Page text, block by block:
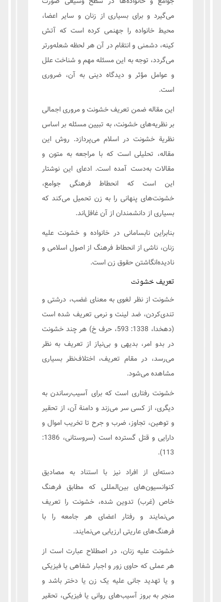
می‌گیرد و برای بسیاری از زنان و سایر اعضا،
محیط خانواده را جهنمی کرده است که آتش
کینه، دشمنی و انتقام در آن هر لحظه شعله‌ورتر
می‌گردد، توجه به این مسئله مهم و شناخت علل
و عوامل مؤثر و دیدگاه دینی به آن، ضروری
است.
این مقاله ضمن تعریف خشونت و مروری اجمالی
بر نظریه‌های خشونت، به تبیین مسئله بر اساس
نظریة خشونت در اسلام می‌پردازد. روش این
مقاله، تحلیلی است که با مراجعه به متون و
مقالات به‌دست آمده است. ادعای این نوشتار
این است که انحطاط فرهنگی جوامع،
خشونت‌های پنهانی را به زن تحمیل می‌کند که
بسیاری از دانشمندان از آن غافل‌اند.
بنابراین نابسامانی در خانواده و خشونت علیه
زنان، ناشی از انحطاط فرهنگ از اصول اسلامی و
نادیده‌انگاشتن حقوق زن است.
تعریف خشونت
خشونت از نظر لغوی به معنای غضب، درشتی و
تندی‌کردن، ضد لینت و نرمی تعریف شده است
(دهخدا، 1338: 593، حرف خ) هر چند خشونت
در بدو امر، بدیهی و بی‌نیاز از تعریف به نظر
می‌رسد، در مقام تعریف، اختلاف‌نظر بسیاری
مشاهده می‌شود.
خشونت رفتاری است که برای آسیب‌رساندن به
دیگری، از کسی سر می‌زند و دامنة آن، از تحقیر
و توهین، تجاوز، ضرب و جرح تا تخریب اموال و
دارایی و قتل گسترده است (سروستانی، 1386:
113).
دسته‌ای از افراد نیز با استناد به مصادیق
کنوانسیون‌های بین‌المللی که مطابق فرهنگ
خاص (غرب) تدوین شده، خشونت را تعریف
می‌نمایند و رفتار اعضای هر جامعه را با
فرهنگ‌های عاریتی ارزیابی می‌نمایند.
خشونت علیه زنان، در اصطلاح عبارت است از
هر عملی که حاوی زور و اجبار شفاهی یا فیزیکی
و یا تهدید جانی علیه یک زن یا دختر باشد و
منجر به بروز آسیب‌های روانی یا فیزیکی، تحقیر